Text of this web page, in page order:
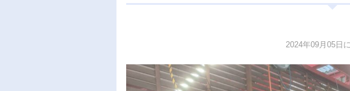
2024年09月05日